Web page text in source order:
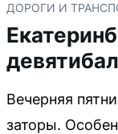
ДОРОГИ И
Вечерняя
заторы.